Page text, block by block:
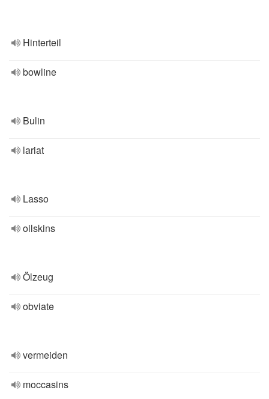
Hinterteil
bowline
Bulin
lariat
Lasso
oilskins
Ölzeug
obviate
vermeiden
moccasins